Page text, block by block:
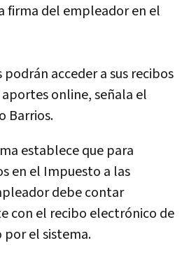
firma del empleador en el
acceder a sus recibos
online, señala el
Barrios.
establece que para
en el Impuesto a las
debe contar
con el recibo electrónico de
por el sistema.